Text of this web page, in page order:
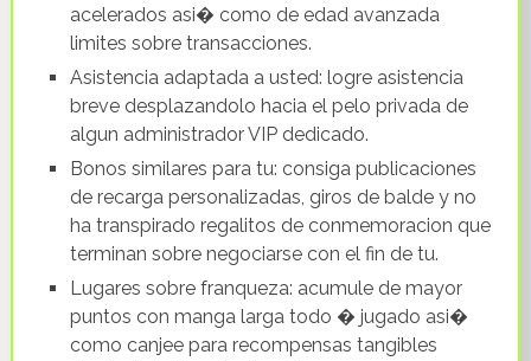
acelerados asi� como de edad avanzada
limites sobre transacciones.
Asistencia adaptada a usted: logre asistencia
breve desplazandolo hacia el pelo privada de
algun administrador VIP dedicado.
Bonos similares para tu: consiga publicaciones
de recarga personalizadas, giros de balde y no
ha transpirado regalitos de conmemoracion que
terminan sobre negociarse con el fin de tu.
Lugares sobre franqueza: acumule de mayor
puntos con manga larga todo � jugado asi�
como canjee para recompensas tangibles